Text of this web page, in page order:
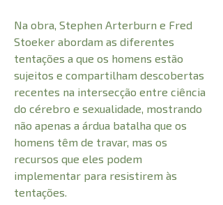
Na obra, Stephen Arterburn e Fred
Stoeker abordam as diferentes
tentações a que os homens estão
sujeitos e compartilham descobertas
recentes na intersecção entre ciência
do cérebro e sexualidade, mostrando
não apenas a árdua batalha que os
homens têm de travar, mas os
recursos que eles podem
implementar para resistirem às
tentações.